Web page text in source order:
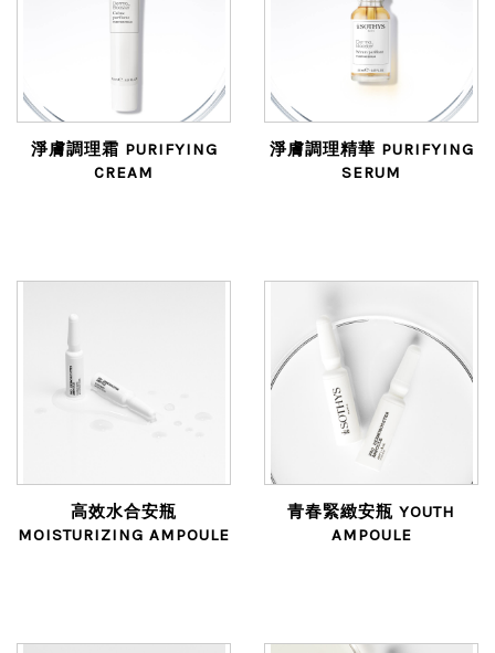
淨膚調理霜 PURIFYING
CREAM
淨膚調理精華 PURIFYING
SERUM
高效水合安瓶
MOISTURIZING AMPOULE
青春緊緻安瓶 YOUTH
AMPOULE